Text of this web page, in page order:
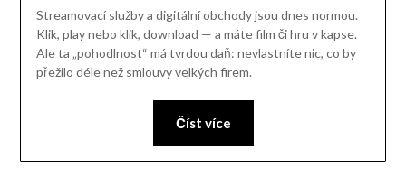
Streamovací služby a digitální obchody jsou dnes normou.
Klik, play nebo klik, download — a máte film či hru v kapse.
Ale ta „pohodlnost“ má tvrdou daň: nevlastníte nic, co by
přežilo déle než smlouvy velkých firem.
Číst více